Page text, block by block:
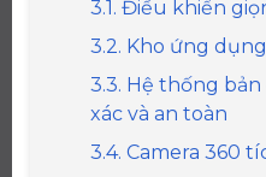
3.1. Điều khiển
3.2. Kho ứng
3.3. Hệ thống
xác và an toàn
3.4. Camera 360